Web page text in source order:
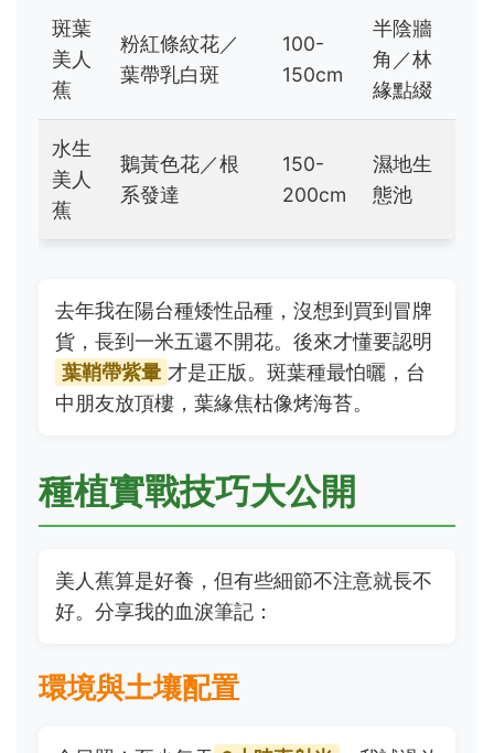
斑葉
美人
蕉
粉紅條紋花／
葉帶乳白斑
100-
150cm
半陰牆
角／林
緣點綴
水生
美人
蕉
鵝黃色花／根
系發達
150-
200cm
濕地生
態池
去年我在陽台種矮性品種，沒想到買到冒牌
貨，長到一米五還不開花。後來才懂要認明
葉鞘帶紫暈 才是正版。斑葉種最怕曬，台
中朋友放頂樓，葉緣焦枯像烤海苔。
種植實戰技巧大公開
美人蕉算是好養，但有些細節不注意就長不
好。分享我的血淚筆記：
環境與土壤配置